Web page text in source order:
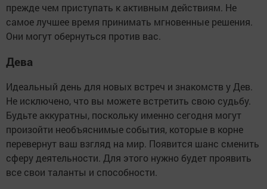
прежде чем приступать к активным действиям. Не
самое лучшее время принимать мгновенные решения.
Они могут обернуться против вас.
Дева
Идеальный день для новых встреч и знакомств у Дев.
Не исключено, что вы можете встретить свою судьбу.
Будьте аккуратны, поскольку именно сегодня могут
произойти необъяснимые события, которые в корне
перевернут ваш взгляд на мир. Появится шанс сменить
сферу деятельности. Для этого нужно будет проявить
все свои таланты и способности.